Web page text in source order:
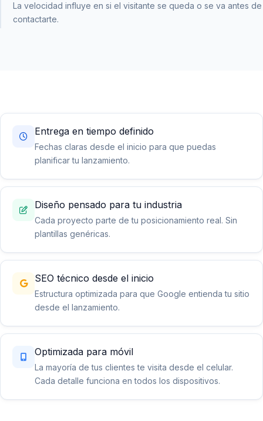
La velocidad influye en si el visitante se queda o se va antes de
contactarte.
Entrega en tiempo definido
Fechas claras desde el inicio para que puedas
planificar tu lanzamiento.
Diseño pensado para tu industria
Cada proyecto parte de tu posicionamiento real. Sin
plantillas genéricas.
SEO técnico desde el inicio
Estructura optimizada para que Google entienda tu sitio
desde el lanzamiento.
Optimizada para móvil
La mayoría de tus clientes te visita desde el celular.
Cada detalle funciona en todos los dispositivos.